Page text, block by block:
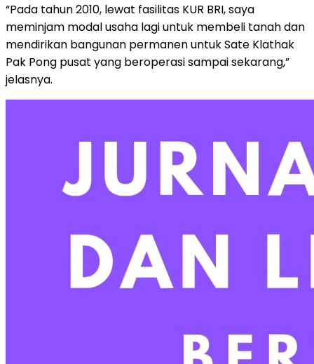
“Pada tahun 2010, lewat fasilitas KUR BRI, saya
meminjam modal usaha lagi untuk membeli tanah dan
mendirikan bangunan permanen untuk Sate Klathak
Pak Pong pusat yang beroperasi sampai sekarang,”
jelasnya.